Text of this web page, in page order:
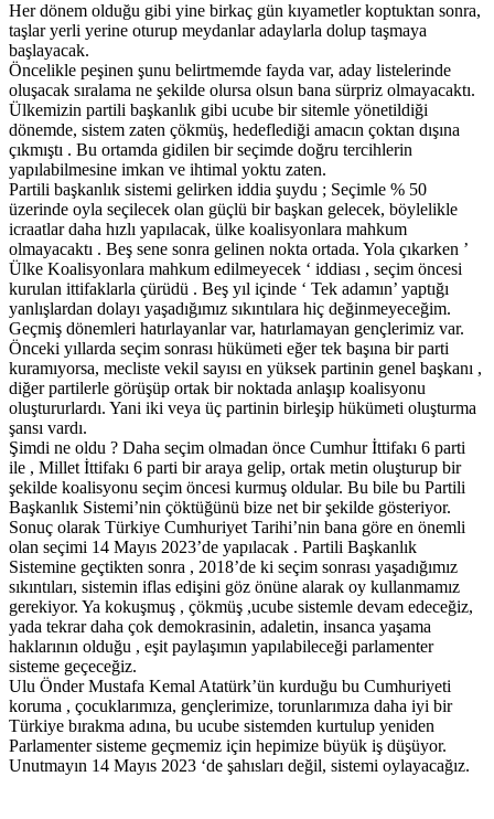
Her dönem olduğu gibi yine birkaç gün kıyametler koptuktan sonra,
taşlar yerli yerine oturup meydanlar adaylarla dolup taşmaya
başlayacak.
Öncelikle peşinen şunu belirtmemde fayda var, aday listelerinde
oluşacak sıralama ne şekilde olursa olsun bana sürpriz olmayacaktı.
Ülkemizin partili başkanlık gibi ucube bir sitemle yönetildiği
dönemde, sistem zaten çökmüş, hedeflediği amacın çoktan dışına
çıkmıştı . Bu ortamda gidilen bir seçimde doğru tercihlerin
yapılabilmesine imkan ve ihtimal yoktu zaten.
Partili başkanlık sistemi gelirken iddia şuydu ; Seçimle % 50
üzerinde oyla seçilecek olan güçlü bir başkan gelecek, böylelikle
icraatlar daha hızlı yapılacak, ülke koalisyonlara mahkum
olmayacaktı . Beş sene sonra gelinen nokta ortada. Yola çıkarken ’
Ülke Koalisyonlara mahkum edilmeyecek ‘ iddiası , seçim öncesi
kurulan ittifaklarla çürüdü . Beş yıl içinde ‘ Tek adamın’ yaptığı
yanlışlardan dolayı yaşadığımız sıkıntılara hiç değinmeyeceğim.
Geçmiş dönemleri hatırlayanlar var, hatırlamayan gençlerimiz var.
Önceki yıllarda seçim sonrası hükümeti eğer tek başına bir parti
kuramıyorsa, mecliste vekil sayısı en yüksek partinin genel başkanı ,
diğer partilerle görüşüp ortak bir noktada anlaşıp koalisyonu
oluştururlardı. Yani iki veya üç partinin birleşip hükümeti oluşturma
şansı vardı.
Şimdi ne oldu ? Daha seçim olmadan önce Cumhur İttifakı 6 parti
ile , Millet İttifakı 6 parti bir araya gelip, ortak metin oluşturup bir
şekilde koalisyonu seçim öncesi kurmuş oldular. Bu bile bu Partili
Başkanlık Sistemi’nin çöktüğünü bize net bir şekilde gösteriyor.
Sonuç olarak Türkiye Cumhuriyet Tarihi’nin bana göre en önemli
olan seçimi 14 Mayıs 2023’de yapılacak . Partili Başkanlık
Sistemine geçtikten sonra , 2018’de ki seçim sonrası yaşadığımız
sıkıntıları, sistemin iflas edişini göz önüne alarak oy kullanmamız
gerekiyor. Ya kokuşmuş , çökmüş ,ucube sistemle devam edeceğiz,
yada tekrar daha çok demokrasinin, adaletin, insanca yaşama
haklarının olduğu , eşit paylaşımın yapılabileceği parlamenter
sisteme geçeceğiz.
Ulu Önder Mustafa Kemal Atatürk’ün kurduğu bu Cumhuriyeti
koruma , çocuklarımıza, gençlerimize, torunlarımıza daha iyi bir
Türkiye bırakma adına, bu ucube sistemden kurtulup yeniden
Parlamenter sisteme geçmemiz için hepimize büyük iş düşüyor.
Unutmayın 14 Mayıs 2023 ‘de şahısları değil, sistemi oylayacağız.